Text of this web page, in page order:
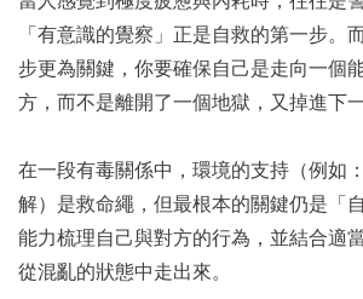
「有意識的覺察」正是自救的第一步。
步更為關鍵，你要確保自己是走向一個
方，而不是離開了一個地獄，又掉進下
在一段有毒關係中，環境的支持（例如
解）是救命繩，但最根本的關鍵仍是「
能力梳理自己與對方的行為，並結合適
從混亂的狀態中走出來。